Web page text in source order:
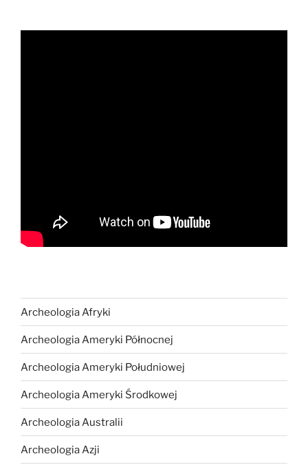
Archeologia Afryki
Archeologia Ameryki Północnej
Archeologia Ameryki Południowej
Archeologia Ameryki Środkowej
Archeologia Australii
Archeologia Azji